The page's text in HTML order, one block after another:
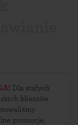
Dla stałych
klientów
specjalne promocje.